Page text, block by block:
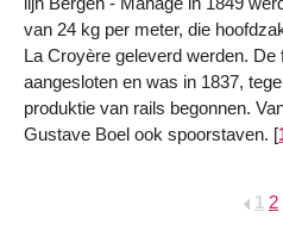
van 24 kg per meter, die
La Croyère geleverd werden.
aangesloten en was in 1837,
produktie van rails begonnen.
Gustave Boel ook spoorstaven. [
1 2